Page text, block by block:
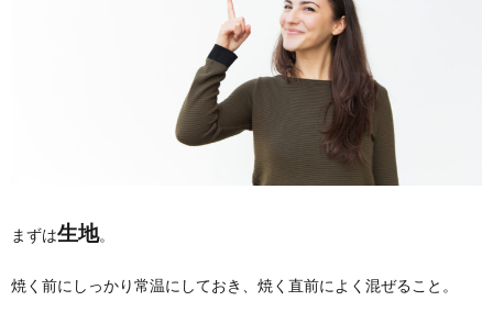
まずは生地。
焼く前にしっかり常温にしておき、焼く直前によく混ぜること。